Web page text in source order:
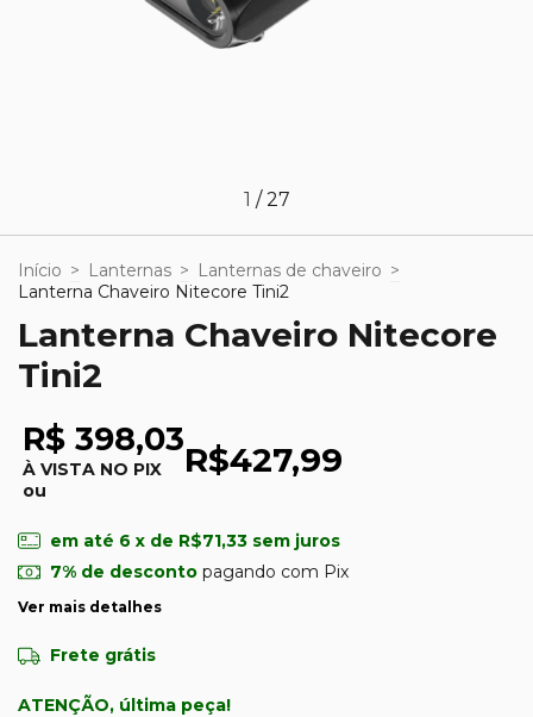
1 /27
Início > Lanternas > Lanternas de chaveiro >
Lanterna Chaveiro Nitecore Tini2
Lanterna Chaveiro Nitecore
Tini2
R$ 398,03
À VISTA NO PIX
ou
R$427,99
em até 6 x de R$71,33 sem juros
7% de descontopagando com Pix
Ver mais detalhes
Frete grátis
ATENÇÃO, última peça!